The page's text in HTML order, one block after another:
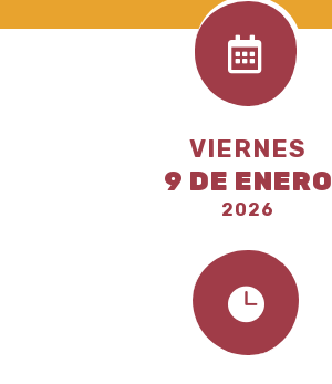

VIERNES
9 DE ENERO
2026
